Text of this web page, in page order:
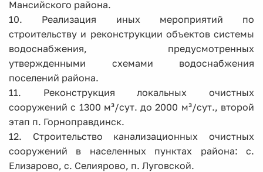
Мансийского района.
10. Реализация иных мероприятий по
строительству и реконструкции объектов системы
водоснабжения, предусмотренных
утвержденными схемами водоснабжения
поселений района.
11. Реконструкция локальных очистных
сооружений с 1300 м³/сут. до 2000 м³/сут., второй
этап п. Горноправдинск.
12. Строительство канализационных очистных
сооружений в населенных пунктах района: с.
Елизарово, с. Селиярово, п. Луговской.